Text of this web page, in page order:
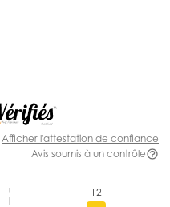
Afficher l'attestation de confiance
Avis soumis à un contrôle
12